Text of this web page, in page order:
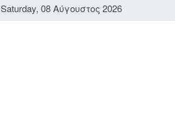
Saturday, 08 Αύγουστος 2026